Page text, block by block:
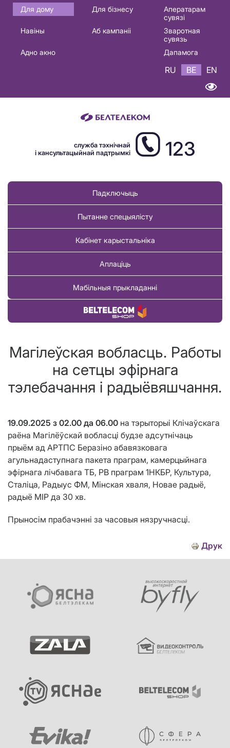
Основная
навигация
Для дому Для бізнесу
Аператарам
сувязі
Навіны
Аб кампаніі
Зваротная
сувязь
Адно акно
Дапамога
RU BE EN
служба тэхнічнай
і кансультацыйнай падтрымкі
123
Падключыць
Пытанне спецыялісту
Кабінет карыстальніка
Аплаціць
Мабільныя прыкладанні
Купіць тавар
Магiлеўская вобласць. Работы
на сетцы эфірнага
тэлебачання і радыёвяшчання.
19.09.2025 з 02.00 да 06.00 на тэрыторыі Клічаўскага
раёна Магілёўскай вобласці будзе адсутнічаць
прыём ад АРТПС Беразіно абавязковага
агульнадаступнага пакета праграм, камерцыйнага
эфірнага лічбавага ТБ, РВ праграм 1НКБР, Культура,
Сталіца, Радыус ФМ, Мінская хваля, Новае радыё,
радыё МІР да 30 хв.
Прыносім прабачэнні за часовыя нязручнасці.
Друк